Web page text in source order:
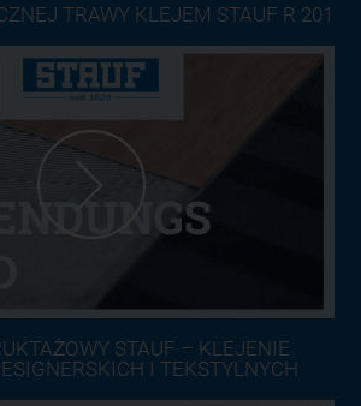
TRAWY KLEJEM STAUF R 201
STAUF – KLEJENIE
I TEKSTYLNYCH